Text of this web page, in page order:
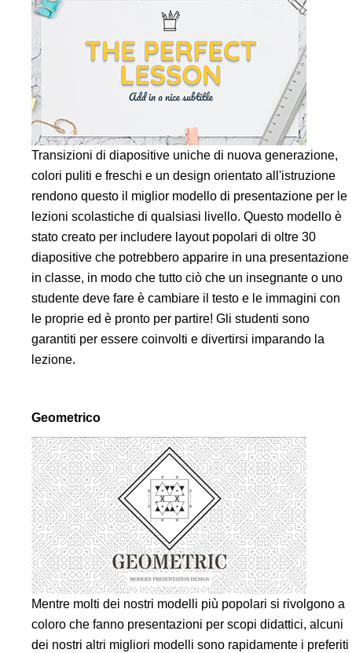
Transizioni di diapositive uniche di nuova generazione,
colori puliti e freschi e un design orientato all'istruzione
rendono questo il miglior modello di presentazione per le
lezioni scolastiche di qualsiasi livello. Questo modello è
stato creato per includere layout popolari di oltre 30
diapositive che potrebbero apparire in una presentazione
in classe, in modo che tutto ciò che un insegnante o uno
studente deve fare è cambiare il testo e le immagini con
le proprie ed è pronto per partire! Gli studenti sono
garantiti per essere coinvolti e divertirsi imparando la
lezione.
Geometrico
Mentre molti dei nostri modelli più popolari si rivolgono a
coloro che fanno presentazioni per scopi didattici, alcuni
dei nostri altri migliori modelli sono rapidamente i preferiti